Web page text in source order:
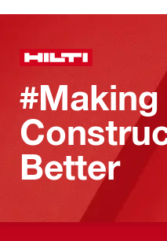
#Making
Better